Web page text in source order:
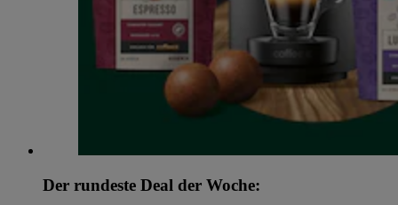
Der rundeste Deal der Woche: